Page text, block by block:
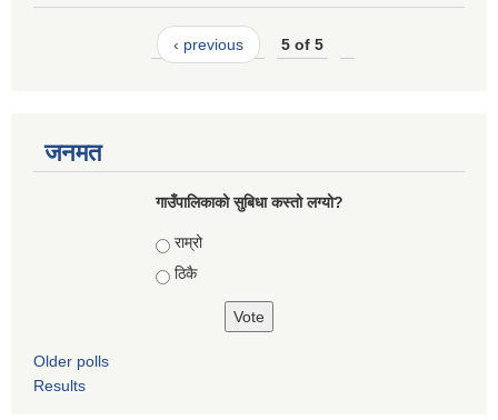
‹ previous 5 of 5
जनमत
गाउँपालिकाको सुबिधा कस्तो लग्यो?
Choices
राम्रो
ठिकै
Older polls
Results